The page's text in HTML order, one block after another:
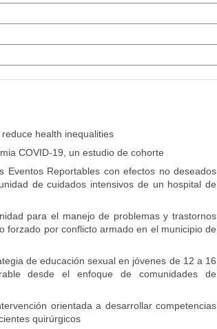
health inequalities
COVID-19, un estudio de cohorte
Eventos Reportables con efectos no deseados
de cuidados intensivos de un hospital de
para el manejo de problemas y trastornos
forzado por conflicto armado en el municipio de
de educación sexual en jóvenes de 12 a 16
desde el enfoque de comunidades de
orientada a desarrollar competencias
quirúrgicos